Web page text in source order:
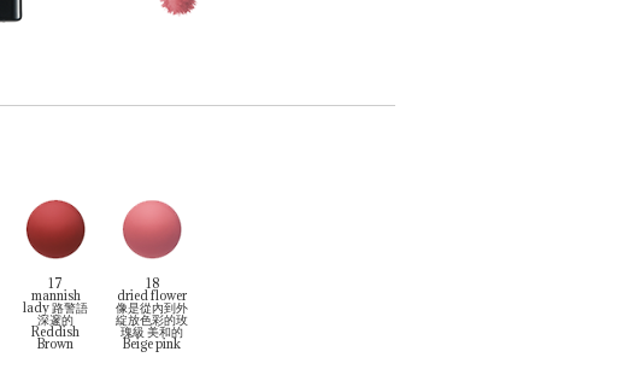
17
mannish
lady 路警語
深邃的
Reddish
Brown
18
dried flower
像是從內到外
綻放色彩的玫
瑰級 美和的
Beige pink